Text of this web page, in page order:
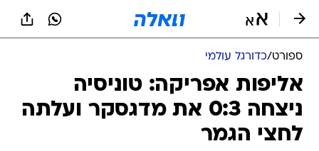
ספורט/כדורגל עולמי
אליפות אפריקה: טוניסיה
ניצחה 0:3 את מדגסקר ועלתה
לחצי הגמר